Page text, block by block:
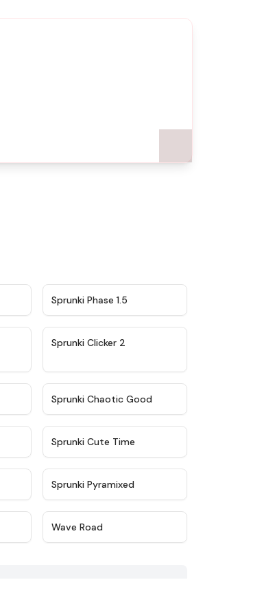
Sprunki Phase 1.5
Sprunki Clicker 2
★
Sprunki Chaotic Good
Sprunki Cute Time
Sprunki Pyramixed
Wave Road